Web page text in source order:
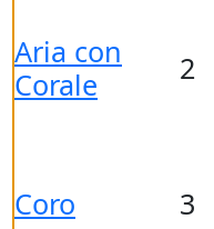
Aria con
Corale
2
Coro 3